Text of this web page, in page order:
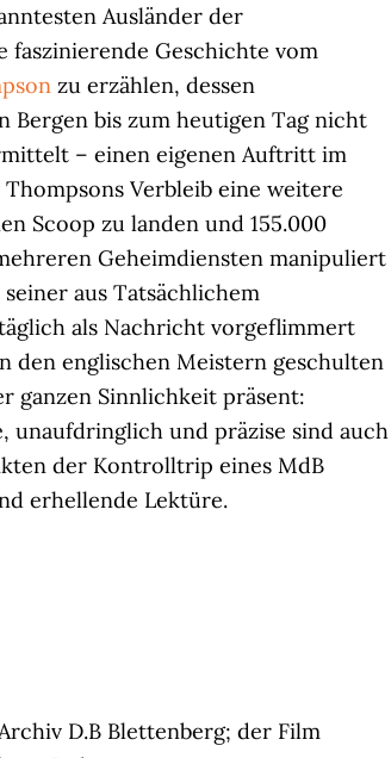
Ausländer der
faszinierende Geschichte vom
zu erzählen, dessen
Bergen bis zum heutigen Tag nicht
– einen eigenen Auftritt im
Verbleib eine weitere
Scoop zu landen und 155.000
Geheimdiensten manipuliert
aus Tatsächlichem
als Nachricht vorgeflimmert
den englischen Meistern geschulten
ganzen Sinnlichkeit präsent:
unaufdringlich und präzise sind auch
der Kontrolltrip eines MdB
erhellende Lektüre.
D.B Blettenberg; der Film